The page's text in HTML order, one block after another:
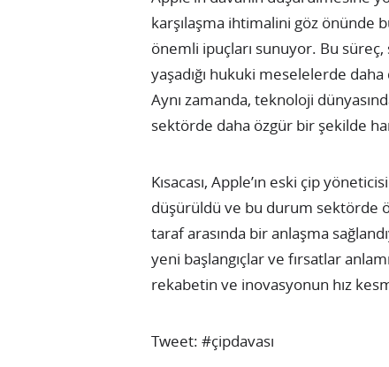
karşılaşma ihtimalini göz önünde
önemli ipuçları sunuyor. Bu süreç,
yaşadığı hukuki meselelerde
Aynı zamanda, teknoloji
sektörde daha özgür bir şekilde
Kısacası, Apple’ın eski çip
düşürüldü ve bu durum sektörde
taraf arasında bir anlaşma
yeni başlangıçlar ve fırsatlar
rekabetin ve inovasyonun hız
Tweet: #çipdavası